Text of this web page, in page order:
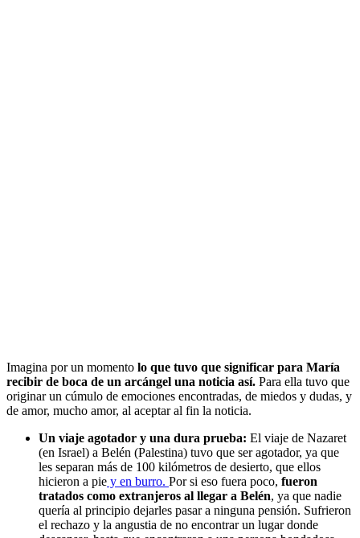
Imagina por un momento lo que tuvo que significar para María
recibir de boca de un arcángel una noticia así. Para ella tuvo que
originar un cúmulo de emociones encontradas, de miedos y dudas, y
de amor, mucho amor, al aceptar al fin la noticia.
Un viaje agotador y una dura prueba: El viaje de Nazaret
(en Israel) a Belén (Palestina) tuvo que ser agotador, ya que
les separan más de 100 kilómetros de desierto, que ellos
hicieron a pie y en burro. Por si eso fuera poco, fueron
tratados como extranjeros al llegar a Belén, ya que nadie
quería al principio dejarles pasar a ninguna pensión. Sufrieron
el rechazo y la angustia de no encontrar un lugar donde